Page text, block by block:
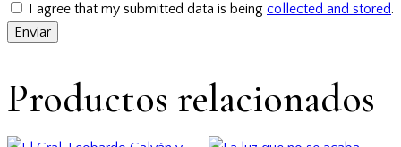
I agree that my submitted data is being collected and stored.
Productos relacionados